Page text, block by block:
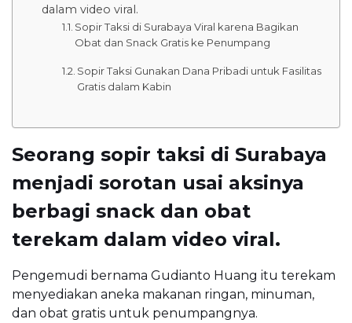
dalam video viral.
Sopir Taksi di Surabaya Viral karena Bagikan
Obat dan Snack Gratis ke Penumpang
Sopir Taksi Gunakan Dana Pribadi untuk Fasilitas
Gratis dalam Kabin
Seorang sopir taksi di Surabaya
menjadi sorotan usai aksinya
berbagi snack dan obat
terekam dalam video viral.
Pengemudi bernama Gudianto Huang itu terekam
menyediakan aneka makanan ringan, minuman,
dan obat gratis untuk penumpangnya.